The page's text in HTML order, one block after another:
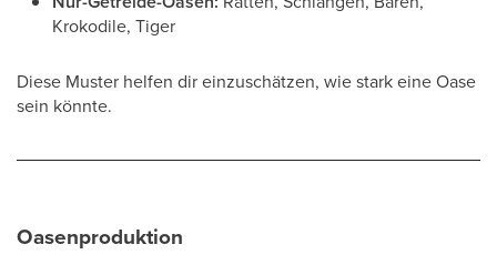
Krokodile, Tiger
Diese Muster helfen dir einzuschätzen, wie stark eine Oase
sein könnte.
Oasenproduktion